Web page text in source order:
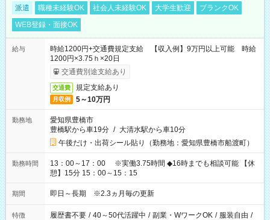
派遣 職種未経験OK 社会人未経験OK 大学生歓迎
ブランクOK
WEB登録・面接OK
給与
時給1200円+交通費規定支給 【収入例】9万円以上可能 時給
1200円×3.75ｈ×20日
交通費別途支給あり
交通費 規定支給あり
月収例 5～10万円
勤務地
愛知県豊橋市
豊橋駅から車19分 / 大清水駅から車10分
午後だけ・出荷シール貼り（勤務地：愛知県豊橋市船渡町）
勤務時間
13：00～17：00 ※実働3.75時間 ◆16時までも相談可能 【休
憩】15分 15：00～15：15
期間 即日～長期 ※2.3ヵ月毎の更新
特徴 履歴書不要 / 40～50代活躍中 / 副業・WワークOK / 服装自由 /